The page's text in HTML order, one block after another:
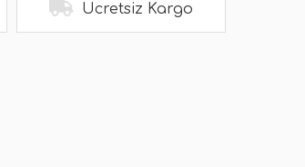
Ücretsiz Kargo